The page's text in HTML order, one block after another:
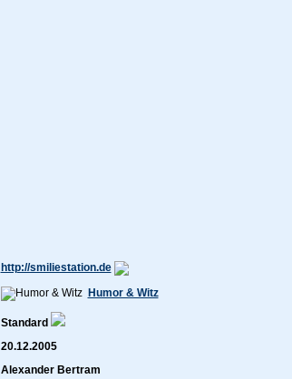
http://smiliestation.de
Humor & Witz
Standard
20.12.2005
Alexander Bertram